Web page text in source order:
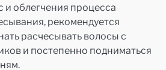
и облегчения процесса
рекомендуется
расчесывать волосы с
и постепенно подниматься